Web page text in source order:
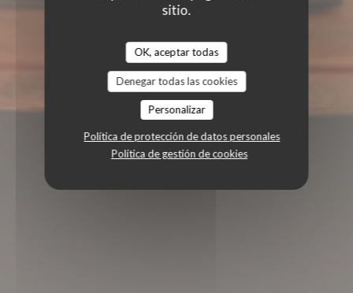
sitio.
OK, aceptar todas
Denegar todas las cookies
Personalizar
Política de protección de datos personales
Política de gestión de cookies